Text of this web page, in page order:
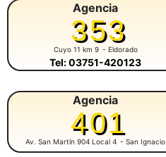
Agencia
353
Cuyo 11 km 9 - Eldorado
Tel: 03751-420123
Agencia
401
Av. San Martín 904 Local 4 - San Ignacio